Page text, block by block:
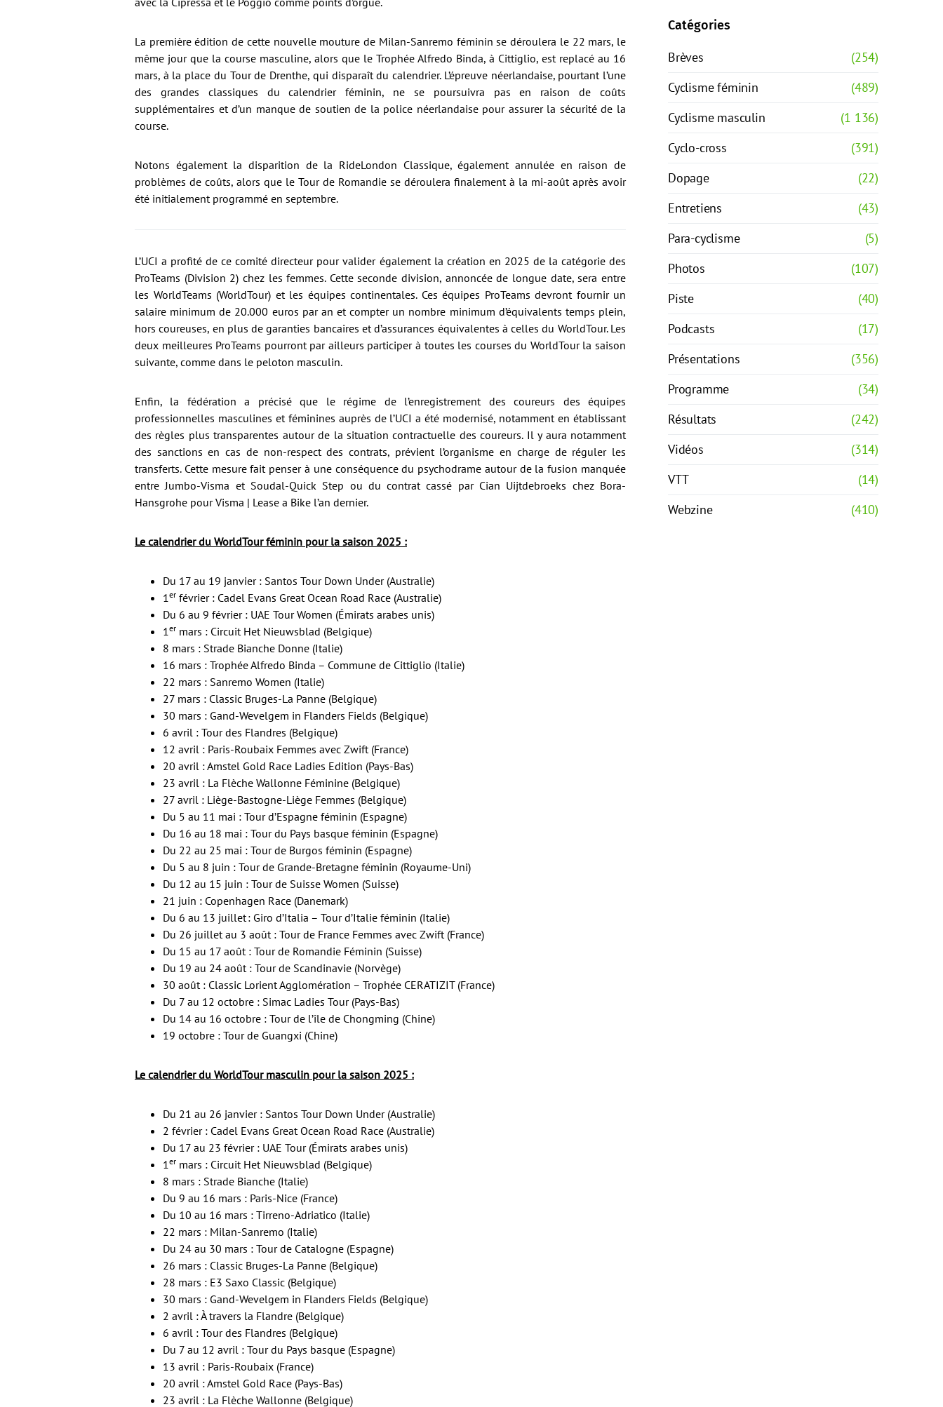
La première édition de cette nouvelle mouture de Milan-Sanremo féminin se déroulera le 22 mars, le
même jour que la course masculine, alors que le Trophée Alfredo Binda, à Cittiglio, est replacé au 16
mars, à la place du Tour de Drenthe, qui disparaît du calendrier. L’épreuve néerlandaise, pourtant l’une
des grandes classiques du calendrier féminin, ne se poursuivra pas en raison de coûts
supplémentaires et d’un manque de soutien de la police néerlandaise pour assurer la sécurité de la
course.
Notons également la disparition de la RideLondon Classique, également annulée en raison de
problèmes de coûts, alors que le Tour de Romandie se déroulera finalement à la mi-août après avoir
été initialement programmé en septembre.
L’UCI a profité de ce comité directeur pour valider également la création en 2025 de la catégorie des
ProTeams (Division 2) chez les femmes. Cette seconde division, annoncée de longue date, sera entre
les WorldTeams (WorldTour) et les équipes continentales. Ces équipes ProTeams devront fournir un
salaire minimum de 20.000 euros par an et compter un nombre minimum d’équivalents temps plein,
hors coureuses, en plus de garanties bancaires et d’assurances équivalentes à celles du WorldTour. Les
deux meilleures ProTeams pourront par ailleurs participer à toutes les courses du WorldTour la saison
suivante, comme dans le peloton masculin.
Enfin, la fédération a précisé que le régime de l’enregistrement des coureurs des équipes
professionnelles masculines et féminines auprès de l’UCI a été modernisé, notamment en établissant
des règles plus transparentes autour de la situation contractuelle des coureurs. Il y aura notamment
des sanctions en cas de non-respect des contrats, prévient l’organisme en charge de réguler les
transferts. Cette mesure fait penser à une conséquence du psychodrame autour de la fusion manquée
entre Jumbo-Visma et Soudal-Quick Step ou du contrat cassé par Cian Uijtdebroeks chez Bora-
Hansgrohe pour Visma | Lease a Bike l’an dernier.
Le calendrier du WorldTour féminin pour la saison 2025 :
Du 17 au 19 janvier : Santos Tour Down Under (Australie)
1er février : Cadel Evans Great Ocean Road Race (Australie)
Du 6 au 9 février : UAE Tour Women (Émirats arabes unis)
1er mars : Circuit Het Nieuwsblad (Belgique)
8 mars : Strade Bianche Donne (Italie)
16 mars : Trophée Alfredo Binda – Commune de Cittiglio (Italie)
22 mars : Sanremo Women (Italie)
27 mars : Classic Bruges-La Panne (Belgique)
30 mars : Gand-Wevelgem in Flanders Fields (Belgique)
6 avril : Tour des Flandres (Belgique)
12 avril : Paris-Roubaix Femmes avec Zwift (France)
20 avril : Amstel Gold Race Ladies Edition (Pays-Bas)
23 avril : La Flèche Wallonne Féminine (Belgique)
27 avril : Liège-Bastogne-Liège Femmes (Belgique)
Du 5 au 11 mai : Tour d’Espagne féminin (Espagne)
Du 16 au 18 mai : Tour du Pays basque féminin (Espagne)
Du 22 au 25 mai : Tour de Burgos féminin (Espagne)
Du 5 au 8 juin : Tour de Grande-Bretagne féminin (Royaume-Uni)
Du 12 au 15 juin : Tour de Suisse Women (Suisse)
21 juin : Copenhagen Race (Danemark)
Du 6 au 13 juillet : Giro d’Italia – Tour d’Italie féminin (Italie)
Du 26 juillet au 3 août : Tour de France Femmes avec Zwift (France)
Du 15 au 17 août : Tour de Romandie Féminin (Suisse)
Du 19 au 24 août : Tour de Scandinavie (Norvège)
30 août : Classic Lorient Agglomération – Trophée CERATIZIT (France)
Du 7 au 12 octobre : Simac Ladies Tour (Pays-Bas)
Du 14 au 16 octobre : Tour de l’île de Chongming (Chine)
19 octobre : Tour de Guangxi (Chine)
Le calendrier du WorldTour masculin pour la saison 2025 :
Du 21 au 26 janvier : Santos Tour Down Under (Australie)
2 février : Cadel Evans Great Ocean Road Race (Australie)
Du 17 au 23 février : UAE Tour (Émirats arabes unis)
1er mars : Circuit Het Nieuwsblad (Belgique)
8 mars : Strade Bianche (Italie)
Du 9 au 16 mars : Paris-Nice (France)
Du 10 au 16 mars : Tirreno-Adriatico (Italie)
22 mars : Milan-Sanremo (Italie)
Du 24 au 30 mars : Tour de Catalogne (Espagne)
26 mars : Classic Bruges-La Panne (Belgique)
28 mars : E3 Saxo Classic (Belgique)
30 mars : Gand-Wevelgem in Flanders Fields (Belgique)
2 avril : À travers la Flandre (Belgique)
6 avril : Tour des Flandres (Belgique)
Du 7 au 12 avril : Tour du Pays basque (Espagne)
13 avril : Paris-Roubaix (France)
20 avril : Amstel Gold Race (Pays-Bas)
23 avril : La Flèche Wallonne (Belgique)
Catégories
Brèves
(254)
Cyclisme féminin
(489)
Cyclisme masculin
(1 136)
Cyclo-cross
(391)
Dopage
(22)
Entretiens
(43)
Para-cyclisme
(5)
Photos
(107)
Piste
(40)
Podcasts
(17)
Présentations
(356)
Programme
(34)
Résultats
(242)
Vidéos
(314)
VTT
(14)
Webzine
(410)